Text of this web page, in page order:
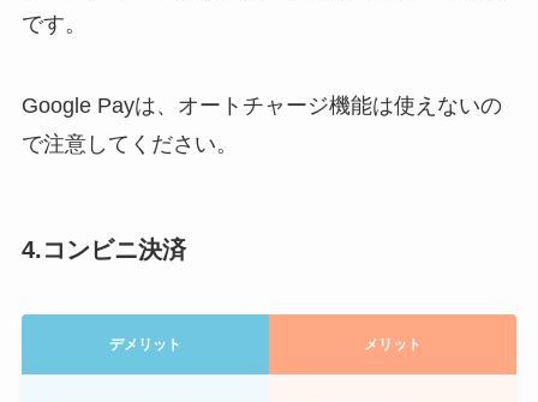
です。
Google Payは、オートチャージ機能は使えないの
で注意してください。
4.コンビニ決済
デメリット メリット